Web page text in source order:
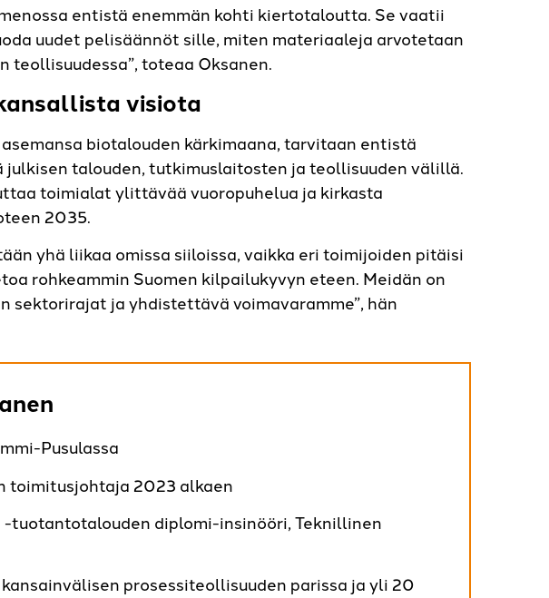
entistä enemmän kohti kiertotaloutta. Se vaatii
uudet pelisäännöt sille, miten materiaaleja arvotetaan
teollisuudessa”, toteaa Oksanen.
visiota
biotalouden kärkimaana, tarvitaan entistä
talouden, tutkimuslaitosten ja teollisuuden välillä.
toimialat ylittävää vuoropuhelua ja kirkasta
2035.
yhä liikaa omissa siiloissa, vaikka eri toimijoiden pitäisi
rohkeammin Suomen kilpailukyvyn eteen. Meidän on
sektorirajat ja yhdistettävä voimavaramme”, hän
Pusulassa
toimitusjohtaja 2023 alkaen
-tuotantotalouden diplomi-insinööri, Teknillinen
kansainvälisen prosessiteollisuuden parissa ja yli 20